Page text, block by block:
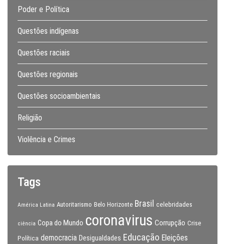
Poder e Política
Questões indígenas
Questões raciais
Questões regionais
Questões socioambientais
Religião
Violência e Crimes
Tags
América Latina Autoritarismo Belo Horizonte Brasil celebridades
ciência Copa do Mundo coronavirus Corrupção Crise
Política democracia Desigualdades Educação Eleições